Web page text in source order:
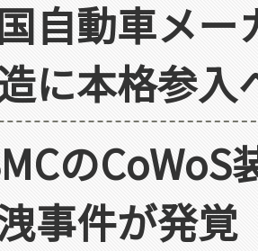
自動車メ
に本格参入
の
事件が発覚